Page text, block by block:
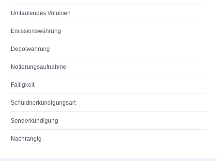
Umlaufendes Volumen
Emissionswährung
Depotwährung
Notierungsaufnahme
Fälligkeit
Schuldnerkündigungsart
Sonderkündigung
Nachrangig